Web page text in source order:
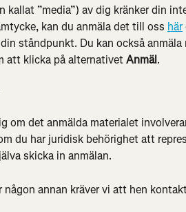
kallat ”media”) av dig kränker din
kan du anmäla det till oss här
ståndpunkt. Du kan också anmäla
att klicka på alternativet Anmäl.
om det anmälda materialet
du har juridisk behörighet att
skicka in anmälan.
någon annan kräver vi att hen